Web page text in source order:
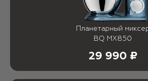
Планетарный
BQ MX850
29 990 ₽